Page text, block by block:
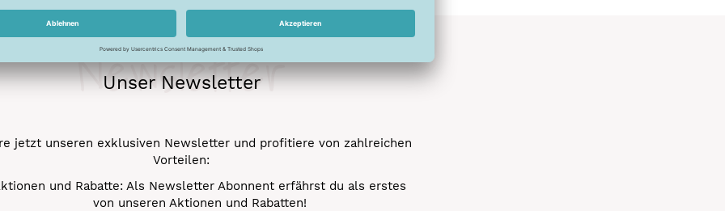
Unser Newsletter
Newsletter
jetzt unseren exklusiven Newsletter und profitiere von zahlreichen
Vorteilen:
und Rabatte: Als Newsletter Abonnent erfährst du als erstes
von unseren Aktionen und Rabatten!